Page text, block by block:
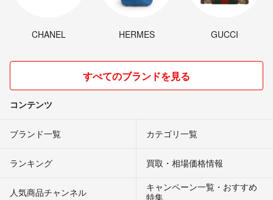
CHANEL HERMES GUCCI
すべてのブランドを見る
コンテンツ
ブランド一覧 カテゴリ一覧
ランキング 買取・相場価格情報
人気商品チャンネル
キャンペーン一覧・おすすめ
特集